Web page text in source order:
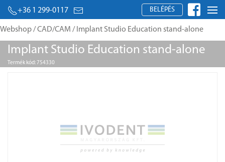
+36 1 299-0117 BELÉPÉS
Webshop/CAD/CAM / Implant Studio Education stand-alone
Implant Studio Education stand-alone
Termék kód: 754330